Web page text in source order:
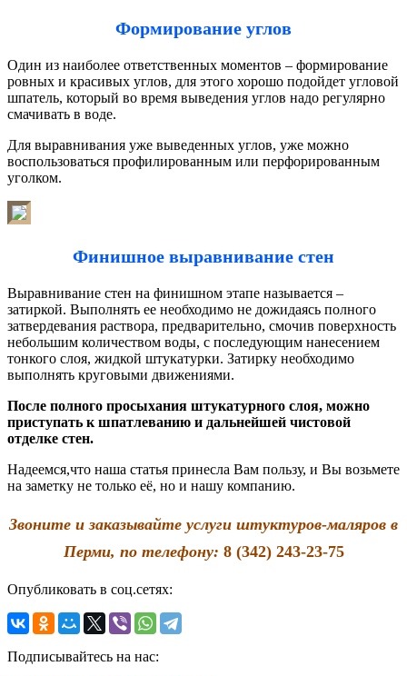
Формирование углов
Один из наиболее ответственных моментов – формирование
ровных и красивых углов, для этого хорошо подойдет угловой
шпатель, который во время выведения углов надо регулярно
смачивать в воде.
Для выравнивания уже выведенных углов, уже можно
воспользоваться профилированным или перфорированным
уголком.
Финишное выравнивание стен
Выравнивание стен на финишном этапе называется –
затиркой. Выполнять ее необходимо не дожидаясь полного
затвердевания раствора, предварительно, смочив поверхность
небольшим количеством воды, с последующим нанесением
тонкого слоя, жидкой штукатурки. Затирку необходимо
выполнять круговыми движениями.
После полного просыхания штукатурного слоя, можно
приступать к шпатлеванию и дальнейшей чистовой
отделке стен.
Надеемся,что наша статья принесла Вам пользу, и Вы возьмете
на заметку не только её, но и нашу компанию.
Звоните и заказывайте услуги штуктуров-маляров в
Перми, по телефону: 8 (342) 243-23-75
Опубликовать в соц.сетях:
Подписывайтесь на нас: